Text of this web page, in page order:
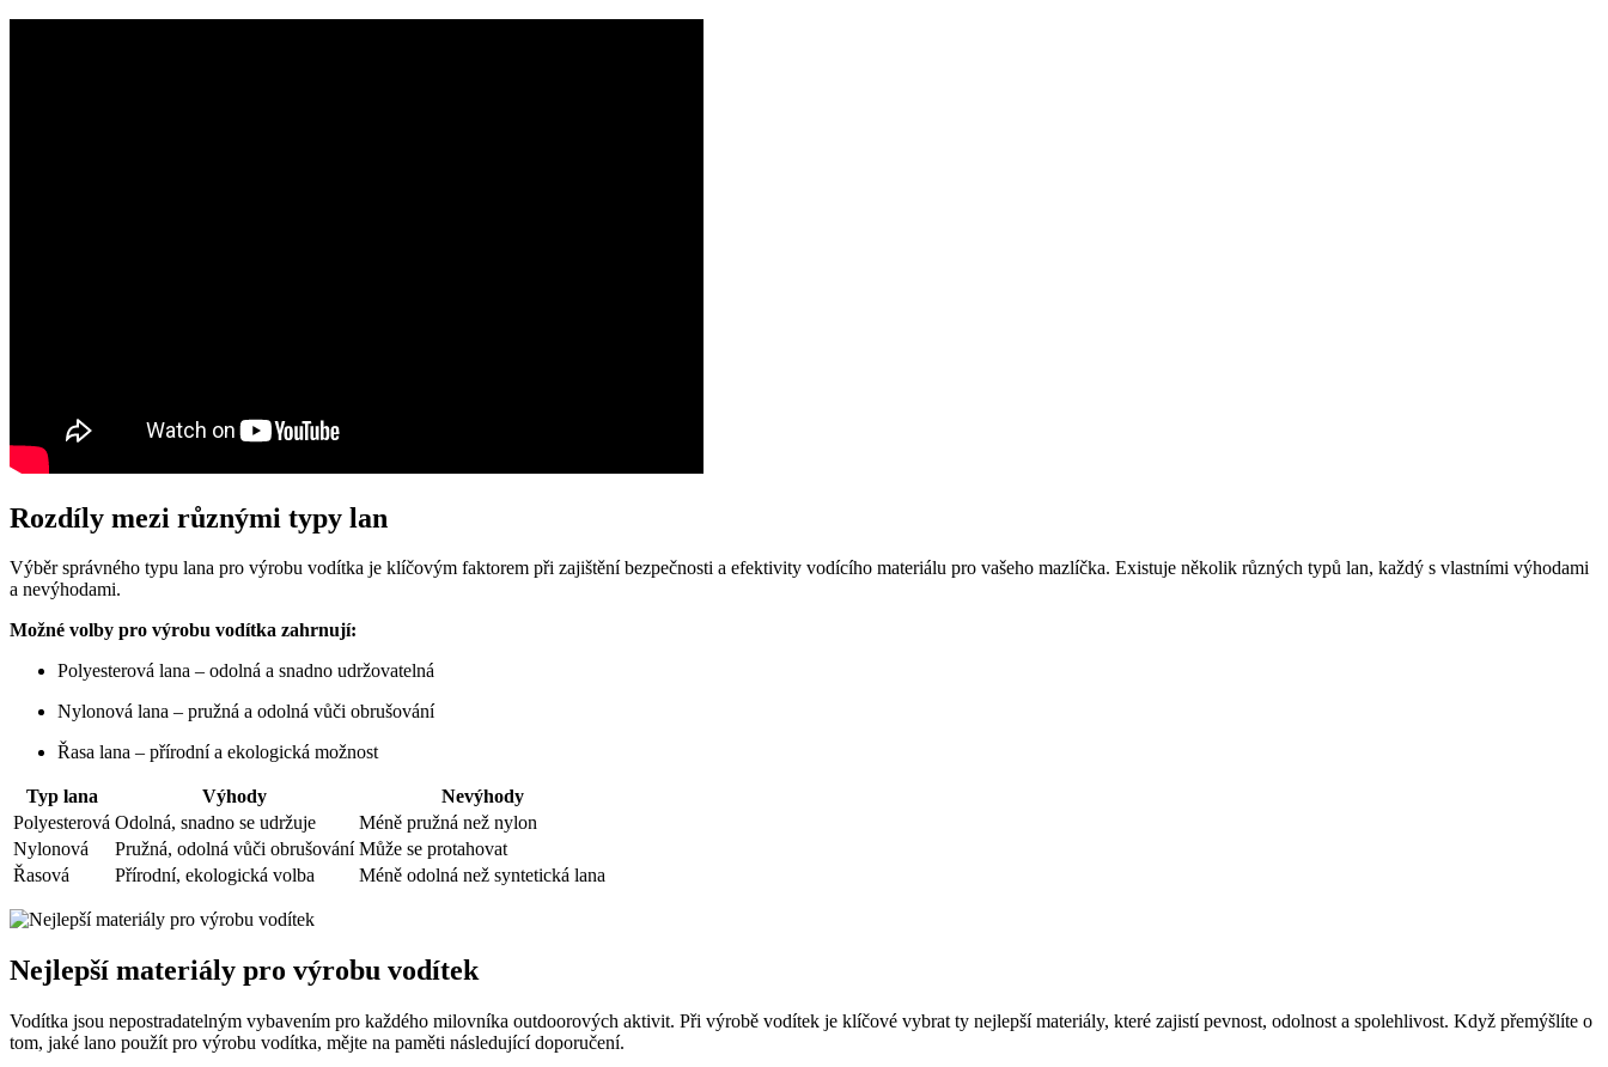
Rozdíly mezi různými typy lan
Výběr správného typu lana pro výrobu vodítka je klíčovým faktorem při zajištění bezpečnosti a efektivity vodícího materiálu pro vašeho mazlíčka. Existuje několik různých typů lan, každý s vlastními výhodami
a nevýhodami.
Možné volby pro výrobu vodítka zahrnují:
Polyesterová lana – odolná a snadno udržovatelná
Nylonová lana – pružná a odolná vůči obrušování
Řasa lana – přírodní a ekologická možnost
Typ lana Výhody
Nevýhody
Polyesterová Odolná, snadno se udržuje
Méně pružná než nylon
Nylonová
Pružná, odolná vůči obrušování Může se protahovat
Řasová
Přírodní, ekologická volba Méně odolná než syntetická lana
Nejlepší materiály pro výrobu vodítek
Vodítka jsou nepostradatelným vybavením pro každého milovníka outdoorových aktivit. Při výrobě vodítek je klíčové vybrat ty nejlepší materiály, které zajistí pevnost, odolnost a spolehlivost. Když přemýšlíte o
tom, jaké lano použít pro výrobu vodítka, mějte na paměti následující doporučení.